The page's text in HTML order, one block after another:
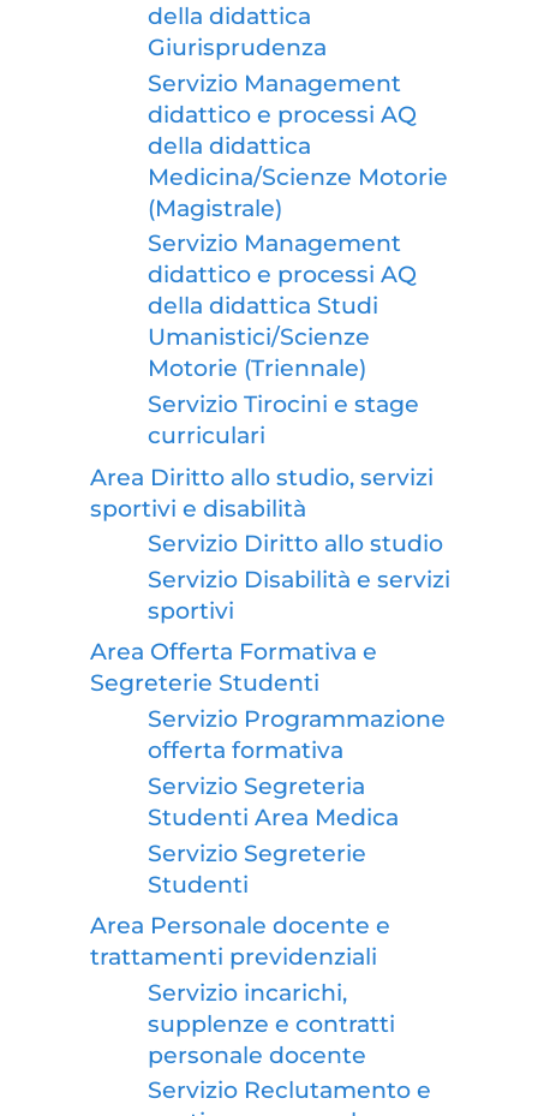
della didattica
Giurisprudenza
Servizio Management
didattico e processi AQ
della didattica
Medicina/Scienze Motorie
(Magistrale)
Servizio Management
didattico e processi AQ
della didattica Studi
Umanistici/Scienze
Motorie (Triennale)
Servizio Tirocini e stage
curriculari
Area Diritto allo studio, servizi
sportivi e disabilità
Servizio Diritto allo studio
Servizio Disabilità e servizi
sportivi
Area Offerta Formativa e
Segreterie Studenti
Servizio Programmazione
offerta formativa
Servizio Segreteria
Studenti Area Medica
Servizio Segreterie
Studenti
Area Personale docente e
trattamenti previdenziali
Servizio incarichi,
supplenze e contratti
personale docente
Servizio Reclutamento e